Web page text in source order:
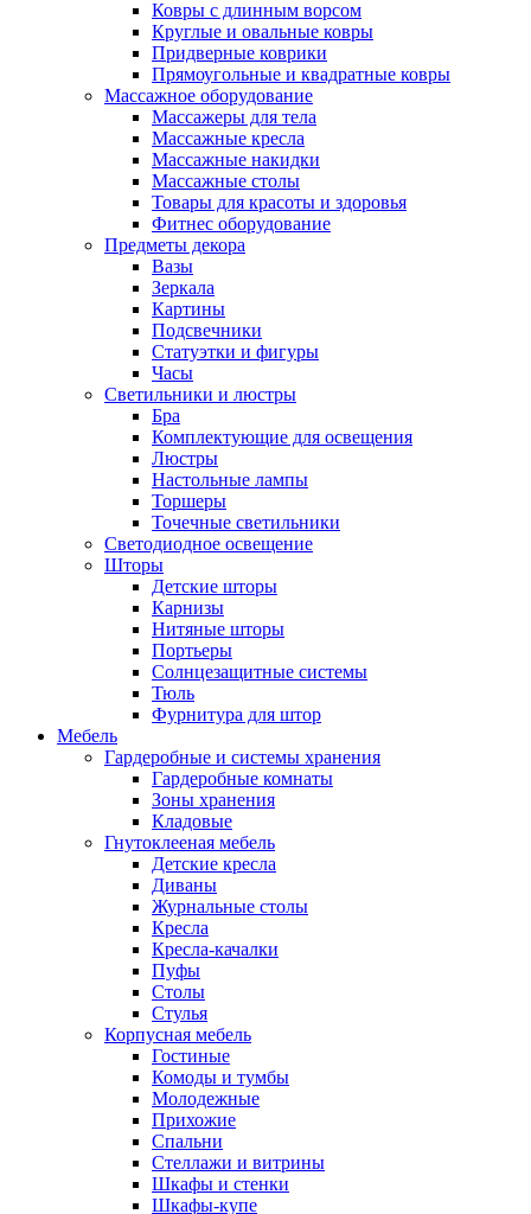
Ковры с длинным ворсом
Круглые и овальные ковры
Придверные коврики
Прямоугольные и квадратные ковры
Массажное оборудование
Массажеры для тела
Массажные кресла
Массажные накидки
Массажные столы
Товары для красоты и здоровья
Фитнес оборудование
Предметы декора
Вазы
Зеркала
Картины
Подсвечники
Статуэтки и фигуры
Часы
Светильники и люстры
Бра
Комплектующие для освещения
Люстры
Настольные лампы
Торшеры
Точечные светильники
Светодиодное освещение
Шторы
Детские шторы
Карнизы
Нитяные шторы
Портьеры
Солнцезащитные системы
Тюль
Фурнитура для штор
Мебель
Гардеробные и системы хранения
Гардеробные комнаты
Зоны хранения
Кладовые
Гнутоклееная мебель
Детские кресла
Диваны
Журнальные столы
Кресла
Кресла-качалки
Пуфы
Столы
Стулья
Корпусная мебель
Гостиные
Комоды и тумбы
Молодежные
Прихожие
Спальни
Стеллажи и витрины
Шкафы и стенки
Шкафы-купе